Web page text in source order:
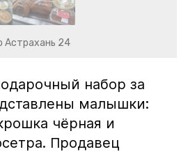
Астрахань 24
набор за
малышки:
чёрная и
Продавец